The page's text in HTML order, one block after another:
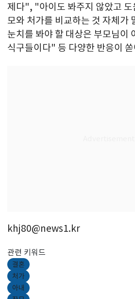
제다", "아이도 봐주지 않았고 도
모와 처가를 비교하는 것 자체가
눈치를 봐야 할 대상은 부모님이
식구들이다" 등 다양한 반응이
khj80@news1.kr
관련 키워드
결혼
처가
아내